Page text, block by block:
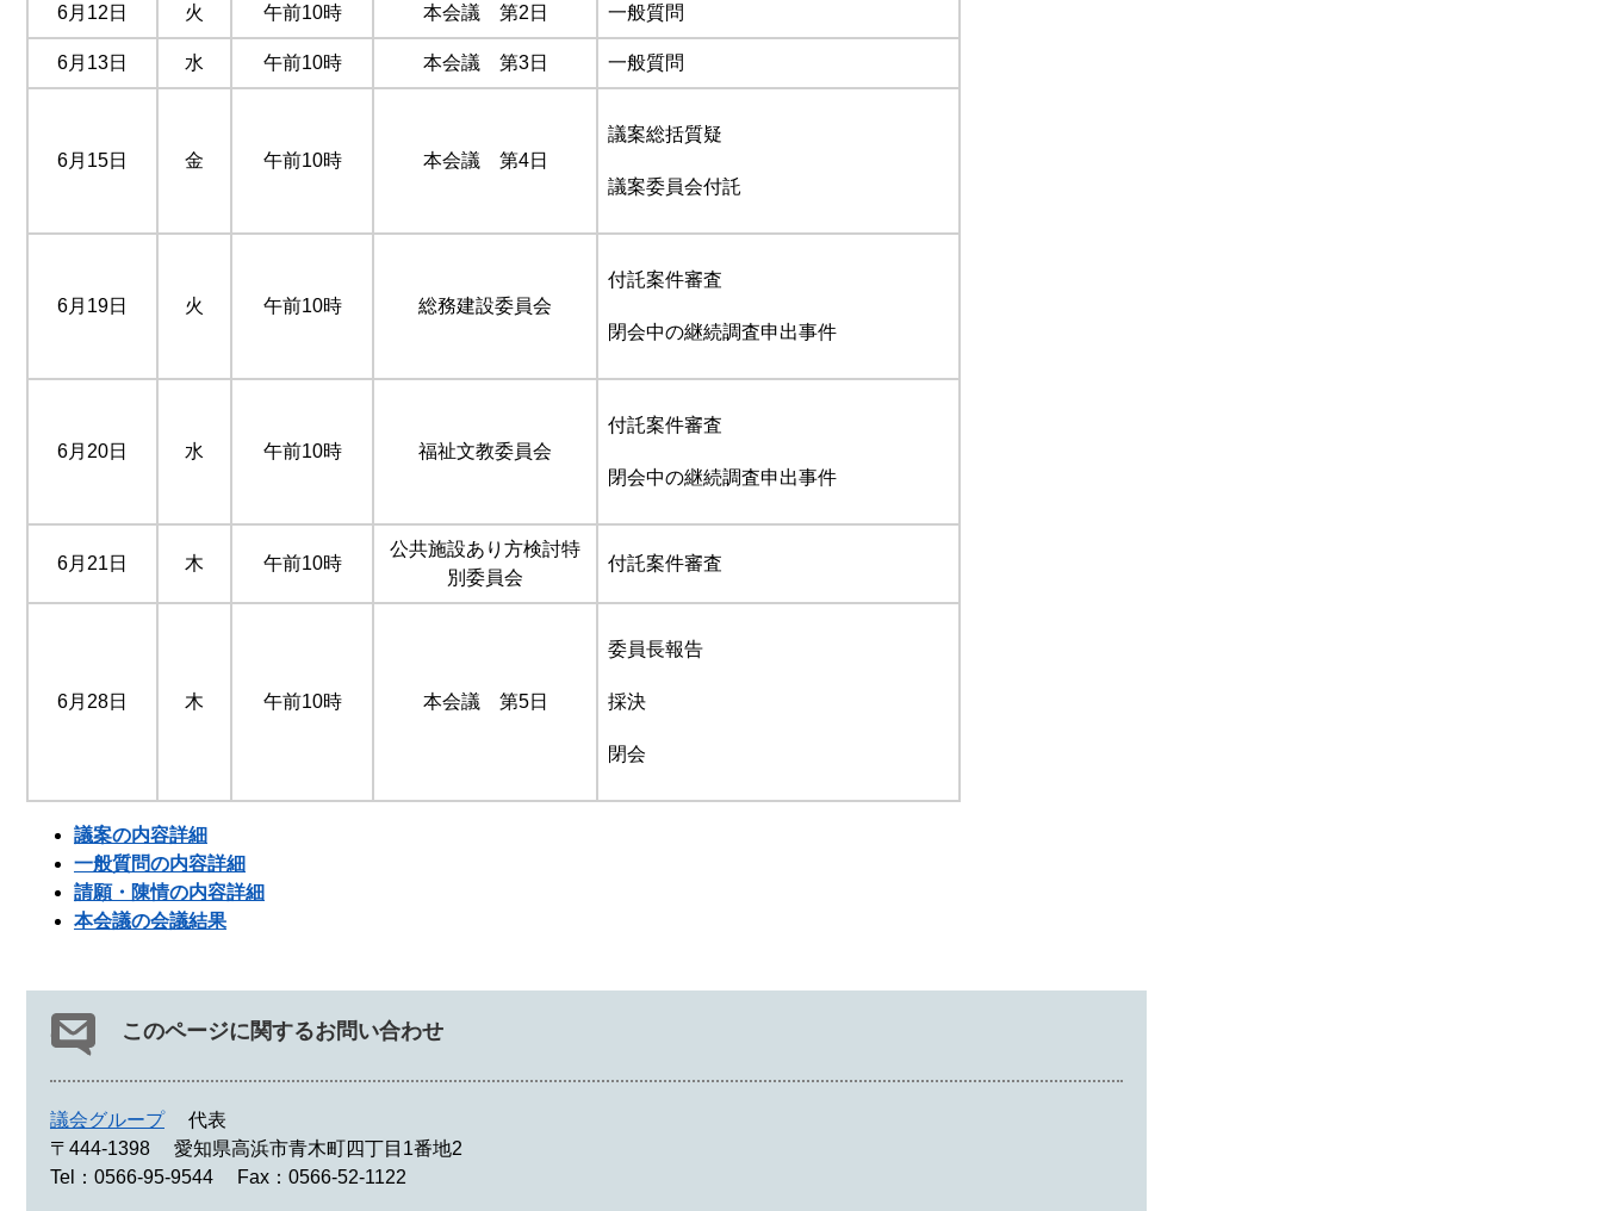
6月12日 火 午前10時 本会議 第2日 一般質問
6月13日 水 午前10時 本会議 第3日 一般質問
6月15日 金 午前10時 本会議 第4日
議案総括質疑
議案委員会付託
6月19日 火 午前10時 総務建設委員会
付託案件審査
閉会中の継続調査申出事件
6月20日 水 午前10時 福祉文教委員会
付託案件審査
閉会中の継続調査申出事件
6月21日 木 午前10時
公共施設あり方検討特
別委員会
付託案件審査
6月28日 木 午前10時 本会議 第5日
委員長報告
採決
閉会
議案の内容詳細
一般質問の内容詳細
請願・陳情の内容詳細
本会議の会議結果
このページに関するお問い合わせ
議会グループ
代表
〒444-1398
愛知県高浜市青木町四丁目1番地2
Tel：0566-95-9544
Fax：0566-52-1122